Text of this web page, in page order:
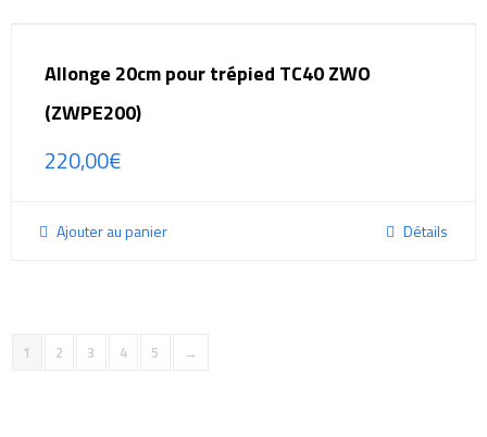
Allonge 20cm pour trépied TC40 ZWO
(ZWPE200)
220,00€
Ajouter au panier Détails
1 2 3 4 5 →